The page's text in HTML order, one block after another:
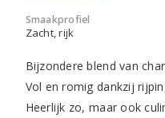
Smaakprofiel
Zacht, rijk
Bijzondere blend van
Vol en romig dankzij
Heerlijk zo, maar ook